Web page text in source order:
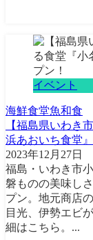
イベント
海鮮食堂魚和食
【福島県いわき
浜あおいち食堂
2023年12月27日
福島・いわき市
磐ものの美味し
プン。地元商店
目光、伊勢エビ
細はこちら。...